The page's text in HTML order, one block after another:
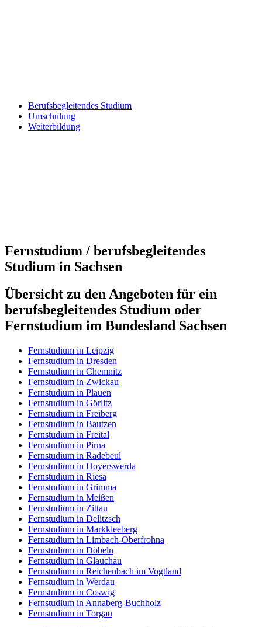
Berufsbegleitendes Studium
Umschulung
Weiterbildung
Fernstudium / berufsbegleitendes
Studium in Sachsen
Übersicht zu den Angeboten für ein
berufsbegleitendes Studium oder
Fernstudium im Bundesland Sachsen
Fernstudium in Leipzig
Fernstudium in Dresden
Fernstudium in Chemnitz
Fernstudium in Zwickau
Fernstudium in Plauen
Fernstudium in Görlitz
Fernstudium in Freiberg
Fernstudium in Bautzen
Fernstudium in Freital
Fernstudium in Pirna
Fernstudium in Radebeul
Fernstudium in Hoyerswerda
Fernstudium in Riesa
Fernstudium in Grimma
Fernstudium in Meißen
Fernstudium in Zittau
Fernstudium in Delitzsch
Fernstudium in Markkleeberg
Fernstudium in Limbach-Oberfrohna
Fernstudium in Döbeln
Fernstudium in Glauchau
Fernstudium in Reichenbach im Vogtland
Fernstudium in Werdau
Fernstudium in Coswig
Fernstudium in Annaberg-Buchholz
Fernstudium in Torgau